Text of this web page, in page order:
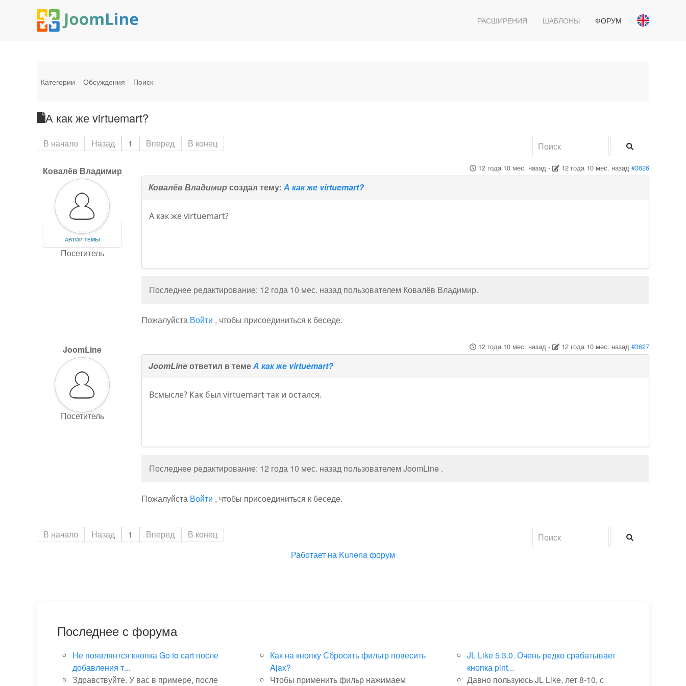
РАСШИРЕНИЯ ШАБЛОНЫ ФОРУМ
Категории Обсуждения Поиск
А как же virtuemart?
В начало Назад 1 Вперед В конец
Ковалёв Владимир
АВТОР ТЕМЫ
Посетитель
12 года 10 мес. назад- 12 года 10 мес. назад #3626
Ковалёв Владимирсоздал тему:А как же virtuemart?
А как же virtuemart?
Последнее редактирование: 12 года 10 мес. назад пользователем Ковалёв Владимир.
Пожалуйста Войти , чтобы присоединиться к беседе.
JoomLine
Посетитель
12 года 10 мес. назад- 12 года 10 мес. назад #3627
JoomLineответил в темеА как же virtuemart?
Всмысле? Как был virtuemart так и остался.
Последнее редактирование: 12 года 10 мес. назад пользователемJoomLine .
Пожалуйста Войти , чтобы присоединиться к беседе.
В начало Назад 1 Вперед
В конец
Работает на Kunena форум
Последнее с форума
Не появлянтся кнопка Go to cart после
добавления т...
Здравствуйте. У вас в примере, после
Как на кнопку Сбросить фильтр повесить
Ajax?
Чтобы применить фильр нажимаем
JL Like 5.3.0. Очень редко срабатывает
кнопка pint...
Давно пользуюсь JL Like, лет 8-10, с